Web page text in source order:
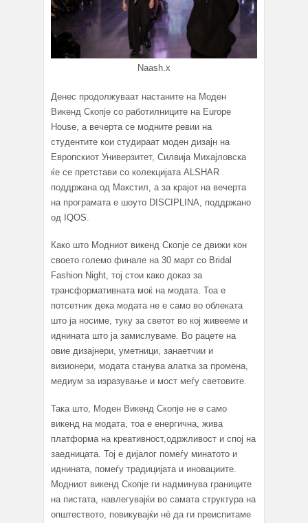
Naash.x
Денес продолжуваат настаните на Моден
Викенд Скопје со работилниците на Europe
House, а вечерта се модните ревии на
студентите кои студираат моден дизајн на
Европскиот Универзитет, Силвија Михајловска
ќе се претстави со колекцијата ALSHAR
поддржана од Макстил, а за крајот на вечерта
на програмата е шоуто DISCIPLINA, поддржано
од IQOS.
Како што Модниот викенд Скопје се движи кон
своето големо финале на 30 март со Bridal
Fashion Night, тој стои како доказ за
трансформативната моќ на модата. Тоа е
потсетник дека модата не е само во облеката
што ја носиме, туку за светот во кој живееме и
иднината што ја замислуваме. Во рацете на
овие дизајнери, уметници, занаетчии и
визионери, модата станува алатка за промена,
медиум за изразување и мост меѓу световите.
Така што, Моден Викенд Скопје не е само
викенд на модата, тоа е енергична, жива
платформа на креативност,одржливост и спој на
заедницата. Тој е дијалог помеѓу минатото и
иднината, помеѓу традицијата и иновациите.
Модниот викенд Скопје ги надминува границите
на пистата, навлегувајќи во самата структура на
општеството, повикувајќи нè да ги преиспитаме